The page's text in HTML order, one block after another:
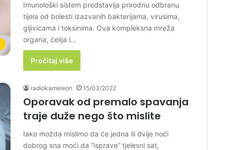
Imunološki sistem predstavlja prirodnu odbranu
tijela od bolesti izazvanih bakterijama, virusima,
gljivicama i toksinima. Ova kompleksna mreža
organa, ćelija i…
Pročitaj više
radiokameleon 15/03/2022
Oporavak od premalo spavanja
traje duže nego što mislite
Iako možda mislimo da će jedna ili dvije noći
dobrog sna moći da “isprave” tjelesni sat,